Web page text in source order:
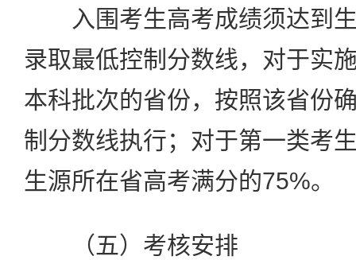
入围考生高考成绩须达到生
录取最低控制分数线，对于实
本科批次的省份，按照该省份
制分数线执行；对于第一类考
生源所在省高考满分的75%。
（五）考核安排